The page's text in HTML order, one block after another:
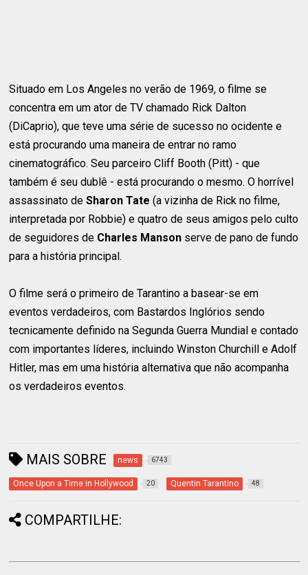
Situado em Los Angeles no verão de 1969, o filme se
concentra em um ator de TV chamado Rick Dalton
(DiCaprio), que teve uma série de sucesso no ocidente e
está procurando uma maneira de entrar no ramo
cinematográfico. Seu parceiro Cliff Booth (Pitt) - que
também é seu dublê - está procurando o mesmo. O horrível
assassinato de Sharon Tate (a vizinha de Rick no filme,
interpretada por Robbie) e quatro de seus amigos pelo culto
de seguidores de Charles Manson serve de pano de fundo
para a história principal.
O filme será o primeiro de Tarantino a basear-se em
eventos verdadeiros, com Bastardos Inglórios sendo
tecnicamente definido na Segunda Guerra Mundial e contado
com importantes líderes, incluindo Winston Churchill e Adolf
Hitler, mas em uma história alternativa que não acompanha
os verdadeiros eventos.
MAIS SOBRE news 6743
Once Upon a Time in Hollywood 20 Quentin Tarantino 48
COMPARTILHE: